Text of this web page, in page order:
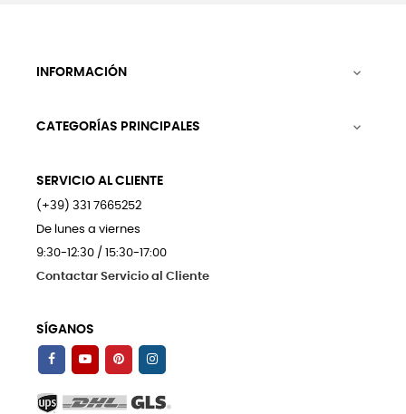
INFORMACIÓN 
CATEGORÍAS PRINCIPALES 
SERVICIO AL CLIENTE
(+39) 331 7665252
De lunes a viernes
9:30-12:30 / 15:30-17:00
Contactar Servicio al Cliente
SÍGANOS